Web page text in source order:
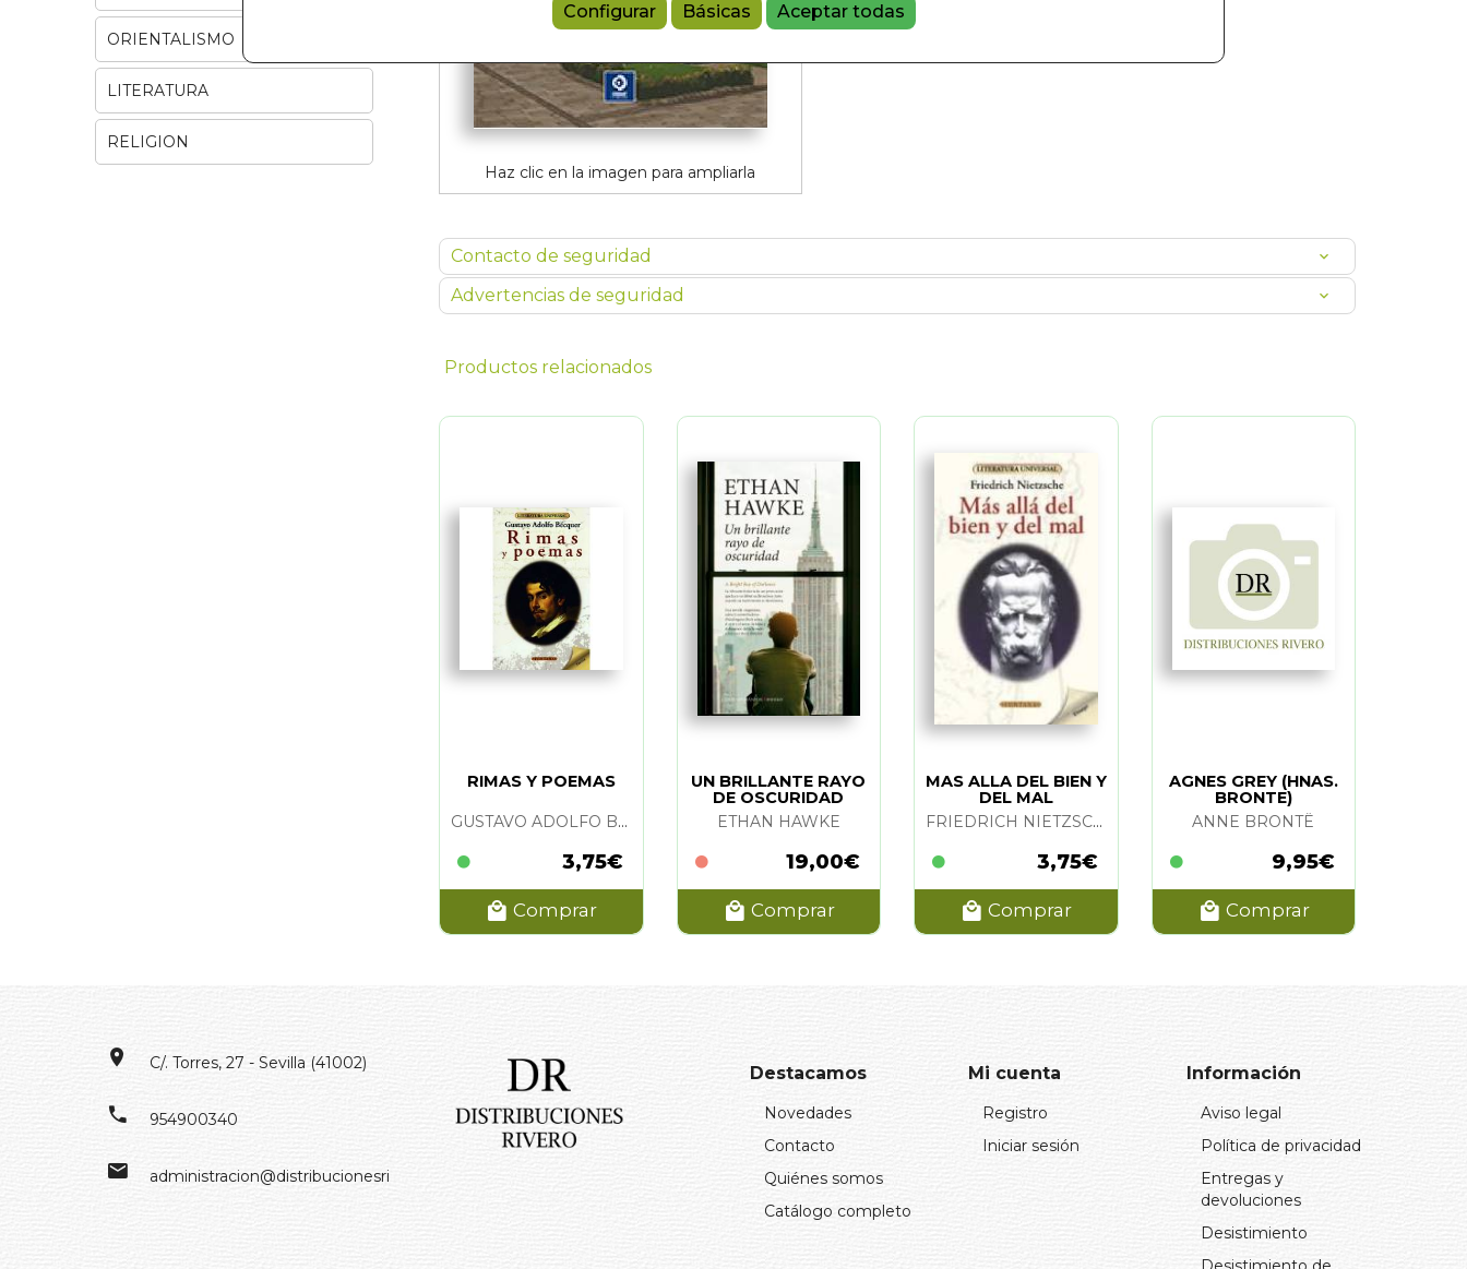
Configurar Básicas Aceptar todas
Haz clic en la imagen para ampliarla
Contacto de seguridad
Advertencias de seguridad
Productos relacionados
RIMAS Y POEMAS
GUSTAVO ADOLFO BECQUER
3,75€
Comprar
UN BRILLANTE RAYO
DE OSCURIDAD
ETHAN HAWKE
19,00€
Comprar
MAS ALLA DEL BIEN Y
DEL MAL
FRIEDRICH NIETZSCHE
3,75€
Comprar
AGNES GREY (HNAS.
BRONTE)
ANNE BRONTË
9,95€
Comprar
ORIENTALISMO
LITERATURA
RELIGION
C/. Torres, 27 - Sevilla (41002)
954900340
administracion@distribucionesrivero.es
Destacamos
Novedades
Contacto
Quiénes somos
Catálogo completo
Mi cuenta
Registro
Iniciar sesión
Información
Aviso legal
Política de privacidad
Entregas y
devoluciones
Desistimiento